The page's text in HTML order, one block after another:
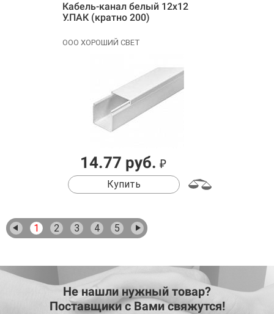
Кабель-канал белый 12х12
У.ПАК (кратно 200)
ООО ХОРОШИЙ СВЕТ
14.77 руб. ₽
Купить
1 2 3 4 5
Не нашли нужный товар?
Поставщики с Вами свяжутся!